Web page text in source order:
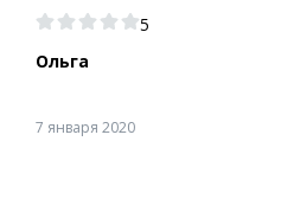
5
Ольга
7 января 2020